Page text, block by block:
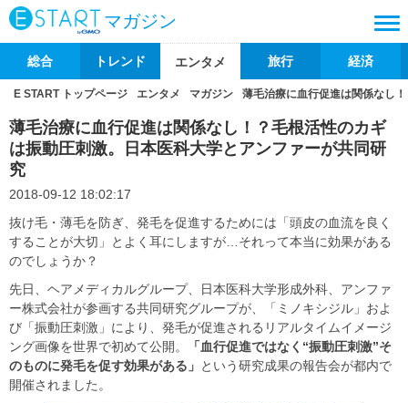
マガジン
総合 トレンド エンタメ 旅行 経済
E START トップページ エンタメ マガジン 薄毛治療に血行促進は関係なし
薄毛治療に血行促進は関係なし！？毛根活性のカギ
は振動圧刺激。日本医科大学とアンファーが共同研
究
2018-09-12 18:02:17
抜け毛・薄毛を防ぎ、発毛を促進するためには「頭皮の血流を良く
することが大切」とよく耳にしますが…それって本当に効果がある
のでしょうか？
先日、ヘアメディカルグループ、日本医科大学形成外科、アンファ
ー株式会社が参画する共同研究グループが、「ミノキシジル」およ
び「振動圧刺激」により、発毛が促進されるリアルタイムイメージ
ング画像を世界で初めて公開。
「血行促進ではなく “振動圧刺激”そ
のものに発毛を促す効果がある」 という研究成果の報告会が都内で
開催されました。